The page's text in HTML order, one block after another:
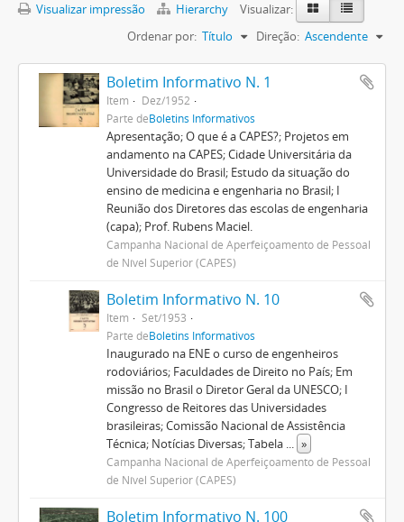
Visualizar impressão Hierarchy
Visualizar:
Ordenar por: Título Direção: Ascendente
Boletim Informativo N. 1
Item
Dez/1952
Parte deBoletins Informativos
Apresentação; O que é a CAPES?; Projetos em
andamento na CAPES; Cidade Universitária da
Universidade do Brasil; Estudo da situação do
ensino de medicina e engenharia no Brasil; I
Reunião dos Diretores das escolas de engenharia
(capa); Prof. Rubens Maciel.
Campanha Nacional de Aperfeiçoamento de Pessoal
de Nível Superior (CAPES)
Boletim Informativo N. 10
Item
Set/1953
Parte deBoletins Informativos
Inaugurado na ENE o curso de engenheiros
rodoviários; Faculdades de Direito no País; Em
missão no Brasil o Diretor Geral da UNESCO; I
Congresso de Reitores das Universidades
brasileiras; Comissão Nacional de Assistência
Técnica; Notícias Diversas; Tabela ... »
Campanha Nacional de Aperfeiçoamento de Pessoal
de Nível Superior (CAPES)
Boletim Informativo N. 100